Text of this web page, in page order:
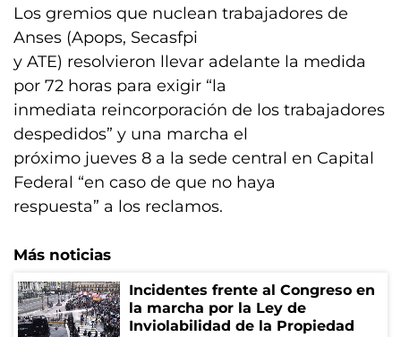
Los gremios que nuclean trabajadores de
Anses (Apops, Secasfpi
y ATE) resolvieron llevar adelante la medida
por 72 horas para exigir “la
inmediata reincorporación de los trabajadores
despedidos” y una marcha el
próximo jueves 8 a la sede central en Capital
Federal “en caso de que no haya
respuesta” a los reclamos.
Más noticias
Incidentes frente al Congreso en
la marcha por la Ley de
Inviolabilidad de la Propiedad